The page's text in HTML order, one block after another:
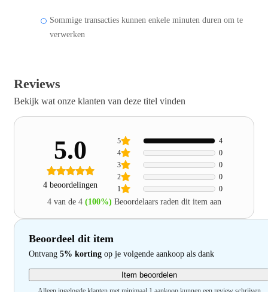
Sommige transacties kunnen enkele minuten duren om te
verwerken
Reviews
Bekijk wat onze klanten van deze titel vinden
5.0
4 beoordelingen 1 0
2 0
3 0
4 0
5 4
4 van de 4 (100%) Beoordelaars raden dit item aan
Beoordeel dit item
Ontvang 5% korting op je volgende aankoop als dank
Item beoordelen